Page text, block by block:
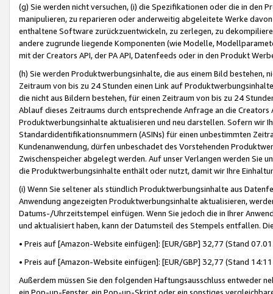
(g) Sie werden nicht versuchen, (i) die Spezifikationen oder die in
manipulieren, zu reparieren oder anderweitig abgeleitete Werke
enthaltene Software zurückzuentwickeln, zu zerlegen, zu
andere zugrunde liegende Komponenten (wie Modelle,
mit der Creators API, der PA API, Datenfeeds oder in den Produkt
(h) Sie werden Produktwerbungsinhalte, die aus einem Bild bestehen,
Zeitraum von bis zu 24 Stunden einen Link auf
die nicht aus Bildern bestehen, für einen Zeitraum von bis zu 24
Ablauf dieses Zeitraums durch entsprechende Anfrage an die
Produktwerbungsinhalte aktualisieren und neu darstellen. Sofern wir
Standardidentifikationsnummern (ASINs) für einen unbestimmten
Kundenanwendung, dürfen unbeschadet des Vorstehenden
Zwischenspeicher abgelegt werden. Auf unser Verlangen werden Sie
die Produktwerbungsinhalte enthält oder nutzt, damit wir Ihre
(i) Wenn Sie seltener als stündlich Produktwerbungsinhalte aus
Anwendung angezeigten Produktwerbungsinhalte aktualisieren,
Datums-/Uhrzeitstempel einfügen. Wenn Sie jedoch die in Ihrer
und aktualisiert haben, kann der Datumsteil des Stempels entfallen.
• Preis auf [Amazon-Website einfügen]: [EUR/GBP] 32,77 (Stand
• Preis auf [Amazon-Website einfügen]: [EUR/GBP] 32,77 (Stand
Außerdem müssen Sie den folgenden Haftungsausschluss entweder
ein Pop-up-Fenster, ein Pop-up-Skript oder ein sonstiges